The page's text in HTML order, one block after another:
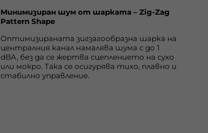
Минимизиран шум от шарката – Zig-Zag
Pattern Shape
Оптимизираната зигзагообразна шарка на
централния канал намалява шума с до 1
dBA, без да се жертва сцеплението на сухо
или мокро. Така се осигурява тихо, плавно и
стабилно управление.